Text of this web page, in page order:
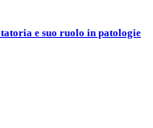
e suo ruolo in patologie